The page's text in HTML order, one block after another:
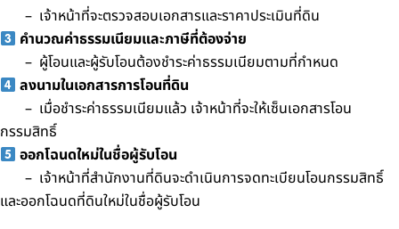
– เจ้าหน้าที่จะตรวจสอบเอกสารและราคาประเมินที่ดิน
คำนวณค่าธรรมเนียมและภาษีที่ต้องจ่าย
– ผู้โอนและผู้รับโอนต้องชำระค่าธรรมเนียมตามที่กำหนด
ลงนามในเอกสารการโอนที่ดิน
– เมื่อชำระค่าธรรมเนียมแล้ว เจ้าหน้าที่จะให้เซ็นเอกสารโอน
กรรมสิทธิ์
ออกโฉนดใหม่ในชื่อผู้รับโอน
– เจ้าหน้าที่สำนักงานที่ดินจะดำเนินการจดทะเบียนโอนกรรมสิทธิ์
และออกโฉนดที่ดินใหม่ในชื่อผู้รับโอน